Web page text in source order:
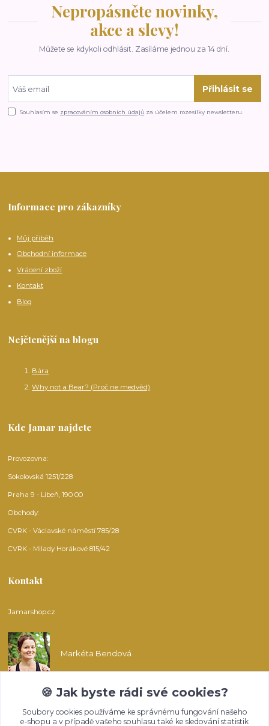
Nepropásněte novinky,
akce a slevy!
Můžete se kdykoli odhlásit. Zasíláme jednou za 14 dní.
Přihlásit se
Souhlasím se zpracováním osobních údajů za účelem rozesílky newsletteru.
Informace pro zákazníky
Můj příběh
Obchodní informace
Vrácení zboží
Kontakt
Blog
Nejčtenější na blogu
Bára
Why not a Bear? (Proč ne medvěd)
Kde Jamar najdete
Provozovna:
Sokolovská 1251/228
Praha 9 - Libeň, 190 00
Obchody:
CVRK - Václavské náměstí 785/28
CVRK - Milady Horákové 815/42
Kontakt
Jamarshop.cz
Markéta Bendová
info@jamarshop.cz
🍪 Jak byste rádi své cookies?
Soubory cookies používáme ke správnému fungování našeho
e-shopu a v případě vašeho souhlasu také ke sledování statistik